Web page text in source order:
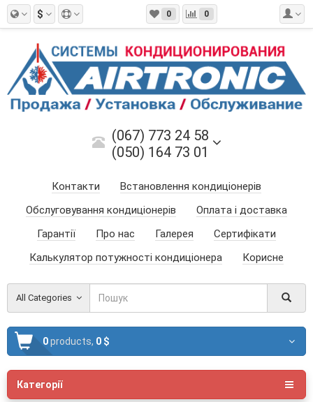
$ 0 0
(067) 773 24 58
(050) 164 73 01
Контакти
Встановлення кондиціонерів
Обслуговування кондиціонерів
Оплата і доставка
Гарантії
Про нас Галерея
Сертифікати
Калькулятор потужності кондиціонера
Корисне
All Categories
0products, 0 $
Категорії